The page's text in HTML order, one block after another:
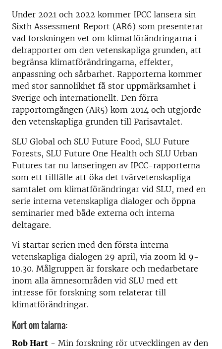
Under 2021 och 2022 kommer IPCC lansera sin
Sixth Assessment Report (AR6) som presenterar
vad forskningen vet om klimatförändringarna i
delrapporter om den vetenskapliga grunden, att
begränsa klimatförändringarna, effekter,
anpassning och sårbarhet. Rapporterna kommer
med stor sannolikhet få stor uppmärksamhet i
Sverige och internationellt. Den förra
rapportomgången (AR5) kom 2014 och utgjorde
den vetenskapliga grunden till Parisavtalet.
SLU Global och SLU Future Food, SLU Future
Forests, SLU Future One Health och SLU Urban
Futures tar nu lanseringen av IPCC-rapporterna
som ett tillfälle att öka det tvärvetenskapliga
samtalet om klimatförändringar vid SLU, med en
serie interna vetenskapliga dialoger och öppna
seminarier med både externa och interna
deltagare.
Vi startar serien med den första interna
vetenskapliga dialogen 29 april, via zoom kl 9-
10.30. Målgruppen är forskare och medarbetare
inom alla ämnesområden vid SLU med ett
intresse för forskning som relaterar till
klimatförändringar.
Kort om talarna:
Rob Hart - Min forskning rör utvecklingen av den